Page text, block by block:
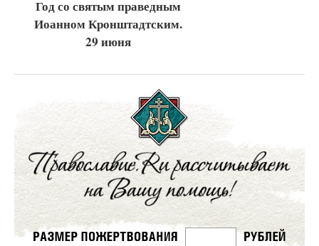
Год со святым праведным
Иоанном Кронштадтским.
29 июня